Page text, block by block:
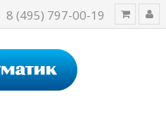
8 (495) 797-00-19